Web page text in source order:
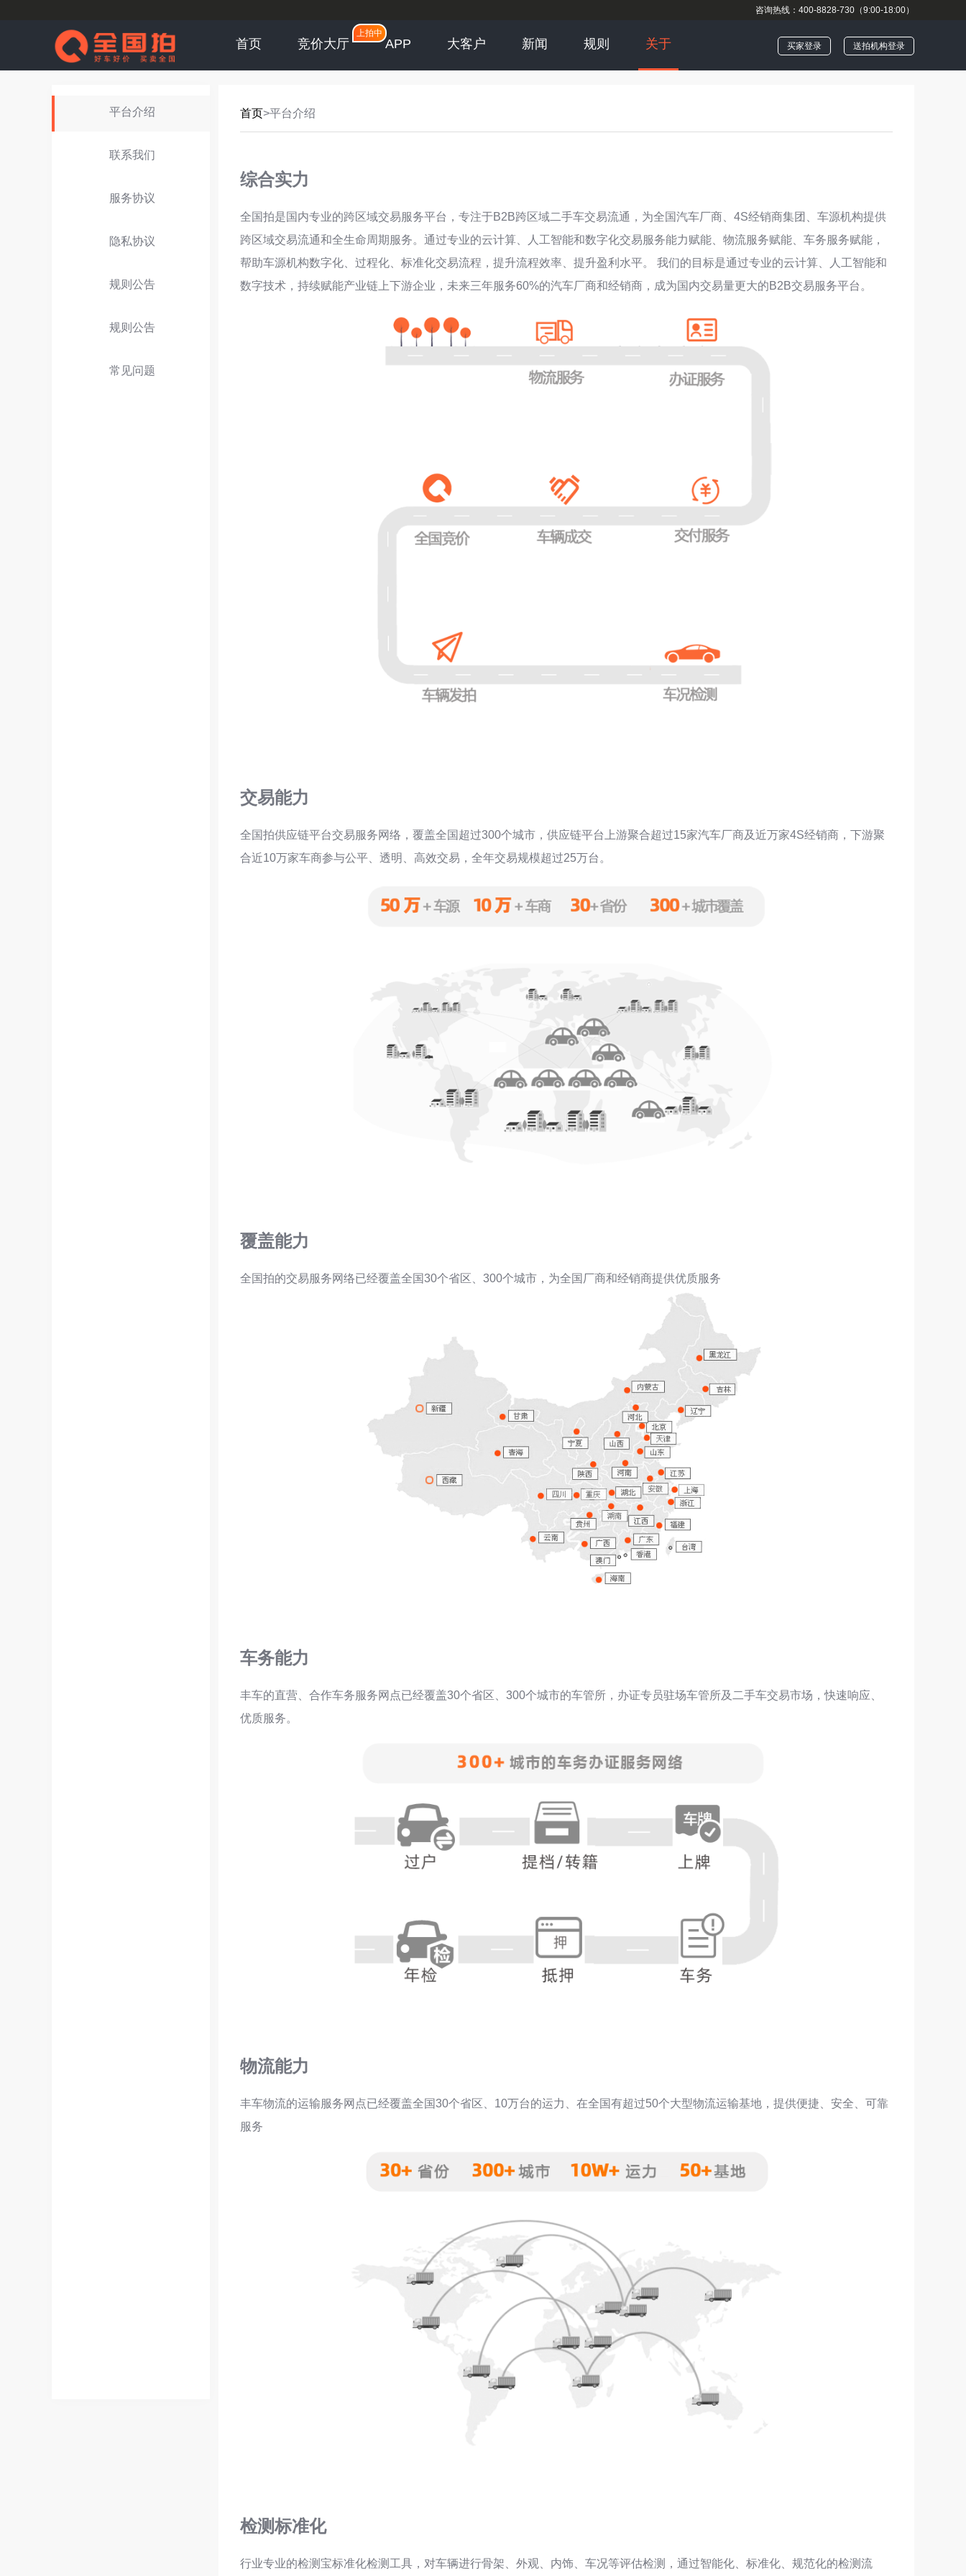
咨询热线：400-8828-730（9:00-18:00）
首页
上拍中
竞价大厅 APP 大客户 新闻 规则 关于 买家登录 送拍机构登录
平台介绍
联系我们
服务协议
隐私协议
规则公告
规则公告
常见问题
首页>平台介绍
综合实力
全国拍是国内专业的跨区域交易服务平台，专注于B2B跨区域二手车交易流通，为全国汽车厂商、4S经销商集团、车源机构提供
跨区域交易流通和全生命周期服务。通过专业的云计算、人工智能和数字化交易服务能力赋能、物流服务赋能、车务服务赋能，
帮助车源机构数字化、过程化、标准化交易流程，提升流程效率、提升盈利水平。 我们的目标是通过专业的云计算、人工智能和
数字技术，持续赋能产业链上下游企业，未来三年服务60%的汽车厂商和经销商，成为国内交易量更大的B2B交易服务平台。
交易能力
全国拍供应链平台交易服务网络，覆盖全国超过300个城市，供应链平台上游聚合超过15家汽车厂商及近万家4S经销商，下游聚
合近10万家车商参与公平、透明、高效交易，全年交易规模超过25万台。
覆盖能力
全国拍的交易服务网络已经覆盖全国30个省区、300个城市，为全国厂商和经销商提供优质服务
车务能力
丰车的直营、合作车务服务网点已经覆盖30个省区、300个城市的车管所，办证专员驻场车管所及二手车交易市场，快速响应、
优质服务。
物流能力
丰车物流的运输服务网点已经覆盖全国30个省区、10万台的运力、在全国有超过50个大型物流运输基地，提供便捷、安全、可靠
服务
检测标准化
行业专业的检测宝标准化检测工具，对车辆进行骨架、外观、内饰、车况等评估检测，通过智能化、标准化、规范化的检测流